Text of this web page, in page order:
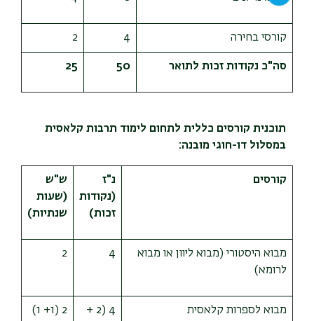
קורסי בחירה 4
2
סה"כ נקודות זכות לתואר 50
25
תוכנית קורסים כללית לתחום לימוד תרבות קלאסית
במסלול דו-חוגי מובנה:
קורסים
נ"ז
(נקודות
זכות)
ש"ש
(שעות
שנתיות)
מבוא היסטורי (מבוא ליוון או מבוא
לרומא)
4
2
מבוא לספרות קלאסית
4 (2 +
2 (1+ 1)